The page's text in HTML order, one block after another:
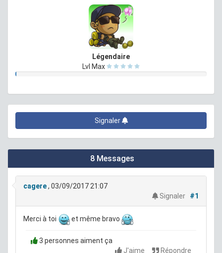
Légendaire
Lvl Max
Signaler
8 Messages
cagere, 03/09/2017 21:07
Signaler
#1
Merci à toi et même bravo
3 personnes aiment ça
J'aime
Répondre